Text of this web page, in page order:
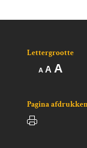
Lettergrootte
A Lettertype
A A
Pagina